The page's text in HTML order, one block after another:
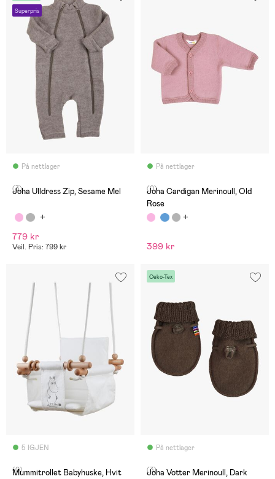
Superpris
På nettlager
(3)
Joha Ulldress Zip, Sesame Mel
779 kr
Veil. Pris: 799 kr
På nettlager
(0)
Joha Cardigan Merinoull, Old
Rose
399 kr
5 IGJEN
(0)
Mummitrollet Babyhuske, Hvit
Oeko-Tex
På nettlager
(3)
Joha Votter Merinoull, Dark